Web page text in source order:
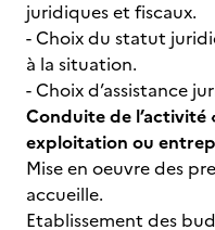
juridiques et fiscaux.
- Choix du statut
à la situation.
- Choix d’assistance
Conduite de l’activité
exploitation ou
Mise en oeuvre des
accueille.
Etablissement des